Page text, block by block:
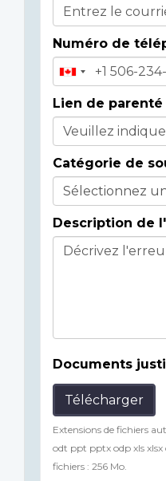
Numéro de
Lien de
Catégorie de
Description de
Documents
Télécharger
Extensions de fichiers
odt ppt pptx odp xls xlsx
fichiers : 256 Mo.